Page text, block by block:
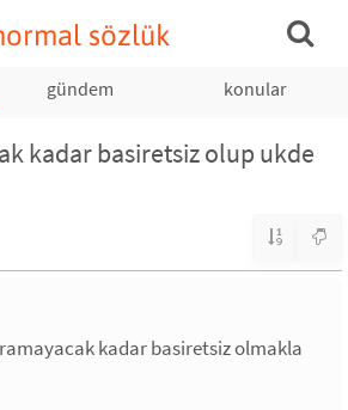
sözlük
gündem konular
kadar basiretsiz olup ukde
kadar basiretsiz olmakla